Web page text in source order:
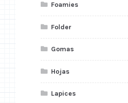
Foamies
Folder
Gomas
Hojas
Lapices